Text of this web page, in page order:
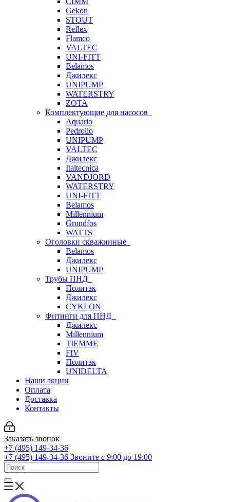
Gekon
STOUT
Reflex
Flamco
VALTEC
UNI-FITT
Belamos
Джилекс
UNIPUMP
WATERSTRY
ZOTA
Комплектующие для насосов
Aquario
Pedrollo
UNIPUMP
VALTEC
Джилекс
Italtecnica
VANDJORD
WATERSTRY
UNI-FITT
Belamos
Millennium
Grundfos
WATTS
Оголовки скважинные
Belamos
Джилекс
UNIPUMP
Трубы ПНД
Политэк
Джилекс
CYKLON
Фитинги для ПНД
Джилекс
Millennium
TIEMME
FIV
Политэк
UNIDELTA
Наши акции
Оплата
Доставка
Контакты
Заказать звонок
+7 (495) 149-34-36
+7 (495) 149-34-36 Звоните с 9:00 до 19:00